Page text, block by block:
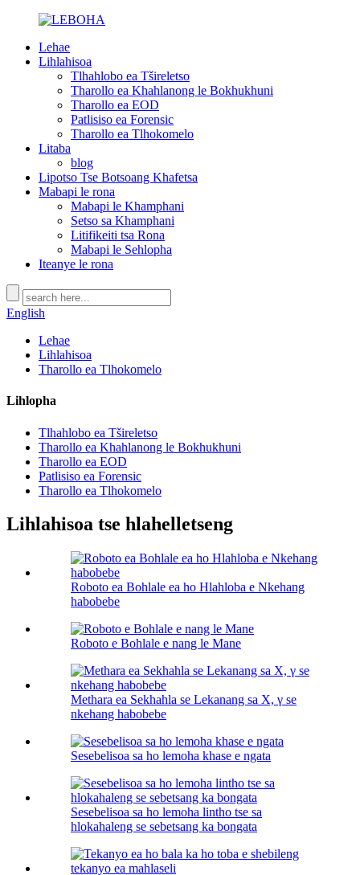
Lehae
Lihlahisoa
Tlhahlobo ea Tšireletso
Tharollo ea Khahlanong le Bokhukhuni
Tharollo ea EOD
Patlisiso ea Forensic
Tharollo ea Tlhokomelo
Litaba
blog
Lipotso Tse Botsoang Khafetsa
Mabapi le rona
Mabapi le Khamphani
Setso sa Khamphani
Litifikeiti tsa Rona
Mabapi le Sehlopha
Iteanye le rona
English
Lehae
Lihlahisoa
Tharollo ea Tlhokomelo
Lihlopha
Tlhahlobo ea Tšireletso
Tharollo ea Khahlanong le Bokhukhuni
Tharollo ea EOD
Patlisiso ea Forensic
Tharollo ea Tlhokomelo
Lihlahisoa tse hlahelletseng
Roboto ea Bohlale ea ho Hlahloba e Nkehang
habobebe
Roboto e Bohlale e nang le Mane
Methara ea Sekhahla se Lekanang sa X, γ se
nkehang habobebe
Sesebelisoa sa ho lemoha khase e ngata
Sesebelisoa sa ho lemoha lintho tse sa
hlokahaleng se sebetsang ka bongata